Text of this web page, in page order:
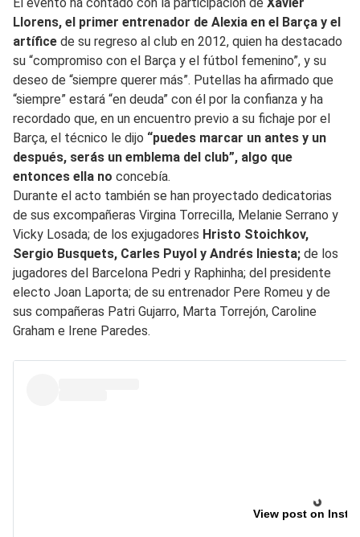
Llorens, el primer entrenador de Alexia en el Barça y el
artífice de su regreso al club en 2012, quien ha destacado
su “compromiso con el Barça y el fútbol femenino”, y su
deseo de “siempre querer más”. Putellas ha afirmado que
“siempre” estará “en deuda” con él por la confianza y ha
recordado que, en un encuentro previo a su fichaje por el
Barça, el técnico le dijo “puedes marcar un antes y un
después, serás un emblema del club”, algo que
entonces ella no concebía.
Durante el acto también se han proyectado dedicatorias
de sus excompañeras Virgina Torrecilla, Melanie Serrano y
Vicky Losada; de los exjugadores Hristo Stoichkov,
Sergio Busquets, Carles Puyol y Andrés Iniesta; de los
jugadores del Barcelona Pedri y Raphinha; del presidente
electo Joan Laporta; de su entrenador Pere Romeu y de
sus compañeras Patri Gujarro, Marta Torrejón, Caroline
Graham e Irene Paredes.
View post on